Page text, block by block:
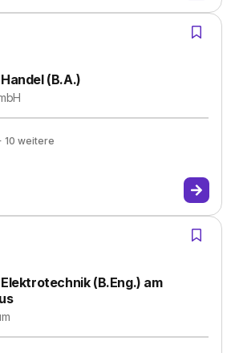
(B.A.)
10 weitere
(B.Eng.) am